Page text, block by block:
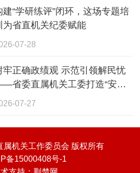
建“学研练评”闭环，这场专题培
为省直机关纪委赋能
07-28
牢正确政绩观 示范引领解民忧
省委直属机关工委打造“安心
夏”全覆盖暑期照护体系
07-27
属机关工作委员会 版权所有
备15000408号-1